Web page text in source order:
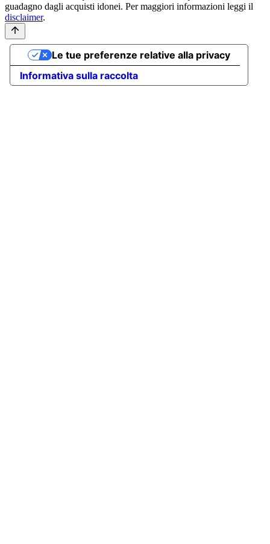
guadagno dagli acquisti idonei. Per maggiori informazioni leggi il
disclaimer.
Informativa sulla raccolta
Le tue preferenze relative alla privacy